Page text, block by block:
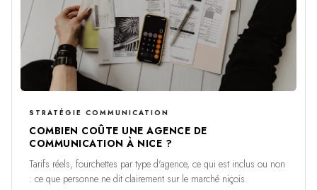
STRATÉGIE COMMUNICATION
COMBIEN COÛTE UNE AGENCE DE
COMMUNICATION À NICE ?
Tarifs réels, fourchettes par type d'agence, ce qui est inclus ou non
: ce que personne ne dit clairement sur le marché niçois.